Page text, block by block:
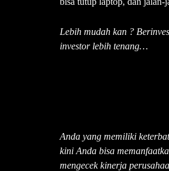
Lebih mudah kan ?
investor lebih tenang…
Anda yang memiliki
kini Anda bisa
mengecek kinerja